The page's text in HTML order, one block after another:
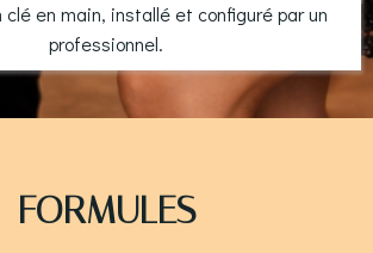
clé en main, installé et configuré par un
professionnel.
FORMULES